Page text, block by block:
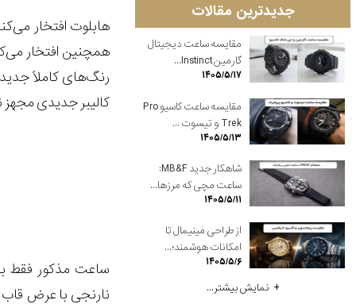
هابلوت افتخار
همچنین افتخار می
رنگ‌های کاملاً
کالیبر جدیدی مجهز
ساعت مذکور فقط به تعداد 50
جدیدترین مقالات
مقایسه ساعت دیجیتال
گارمین Instinct...
۱۴۰۵/۵/۱۷
مقایسه ساعت کاسیو Pro
Trek و تیسوت ...
۱۴۰۵/۵/۱۳
شاهکار جدید MB&F:
ساعت مچی که مرزها...
۱۴۰۵/۵/۱۱
از طراحی مینیمال تا
امکانات هوشمند؛...
۱۴۰۵/۵/۶
نمایش بیشتر...